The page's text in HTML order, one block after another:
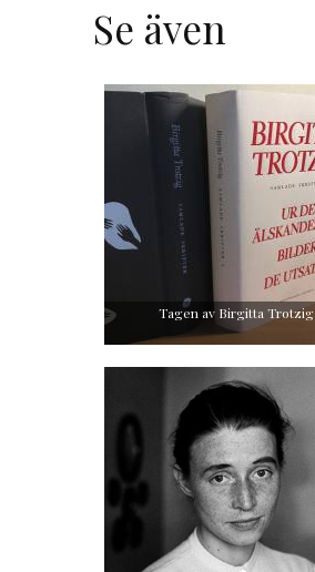
Se även
Tagen av Birgitta Trotzig